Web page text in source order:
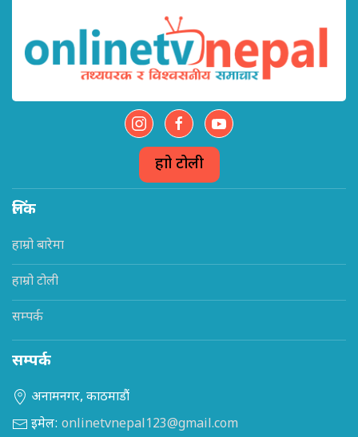
हाम्रो टोली
लिंक
हाम्रो बारेमा
हाम्रो टोली
सम्पर्क
सम्पर्क
अनामनगर, काठमाडौं
इमेल: onlinetvnepal123@gmail.com